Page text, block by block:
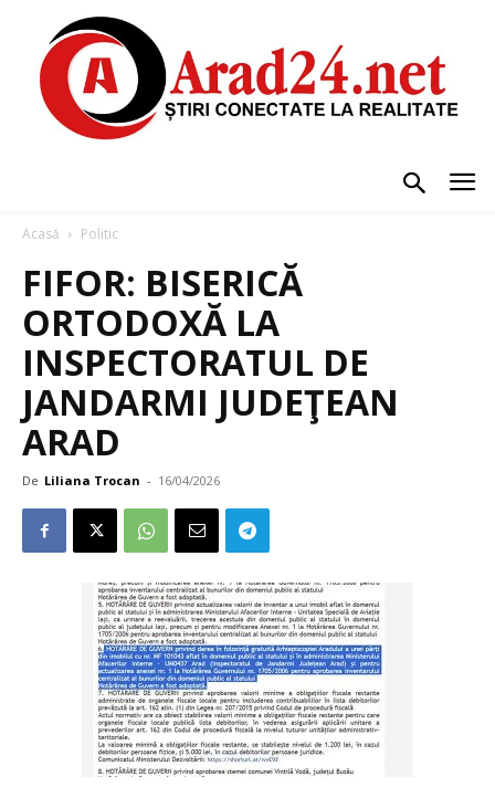
Acasă Politic
FIFOR: BISERICĂ
ORTODOXĂ LA
INSPECTORATUL DE
JANDARMI JUDEŢEAN
ARAD
De Liliana Trocan - 16/04/2026